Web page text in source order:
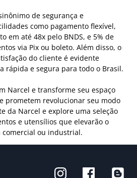
de segurança e
como pagamento flexível,
em até 48x pelo BNDS, e 5% de
via Pix ou boleto. Além disso, o
do cliente é evidente
rápida e segura para todo o Brasil.
Narcel e transforme seu espaço
prometem revolucionar seu modo
da Narcel e explore uma seleção
e utensílios que elevarão o
comercial ou industrial.